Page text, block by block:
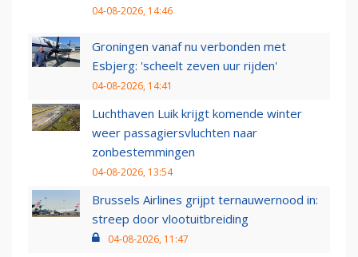
04-08-2026, 14:46
Groningen vanaf nu verbonden met
Esbjerg: 'scheelt zeven uur rijden'
04-08-2026, 14:41
Luchthaven Luik krijgt komende winter
weer passagiersvluchten naar
zonbestemmingen
04-08-2026, 13:54
Brussels Airlines grijpt ternauwernood in:
streep door vlootuitbreiding
04-08-2026, 11:47